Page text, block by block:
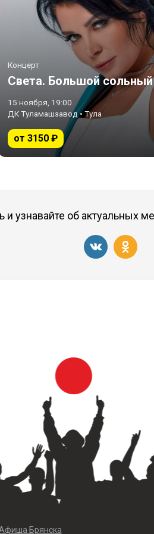
Концерт
Света. Большой сольный
15 ноября, 19:00
ДК Туламашзавод • Тула
от 3150 ₽
и узнавайте об актуальных
Афиша Брянска